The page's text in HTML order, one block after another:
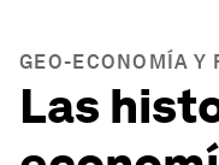
GEO-ECONOMÍA Y
Las